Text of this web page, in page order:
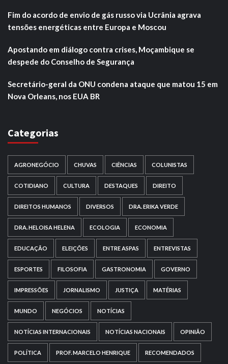
Fim do acordo de envio de gás russo via Ucrânia agrava
tensões energéticas entre Europa e Moscou
Apostando em diálogo contra crises, Moçambique se
despede do Conselho de Segurança
Secretário-geral da ONU condena ataque que matou 15 em
Nova Orleans, nos EUA BR
Categorias
AGRONEGÓCIO CHUVAS CIÊNCIAS COLUNISTAS
COTIDIANO CULTURA DESTAQUES DIREITO
DIREITOS HUMANOS DIVERSOS DRA. ERIKA VERDE
DRA. HELOISA HELENA ECOLOGIA ECONOMIA
EDUCAÇÃO ELEIÇÕES ENTRE ASPAS ENTREVISTAS
ESPORTES FILOSOFIA GASTRONOMIA GOVERNO
IMPRESSÕES JORNALISMO JUSTIÇA MATÉRIAS
MUNDO NEGÓCIOS NOTÍCIAS
NOTÍCIAS INTERNACIONAIS NOTÍCIAS NACIONAIS OPINIÃO
POLÍTICA PROF. MARCELO HENRIQUE RECOMENDADOS